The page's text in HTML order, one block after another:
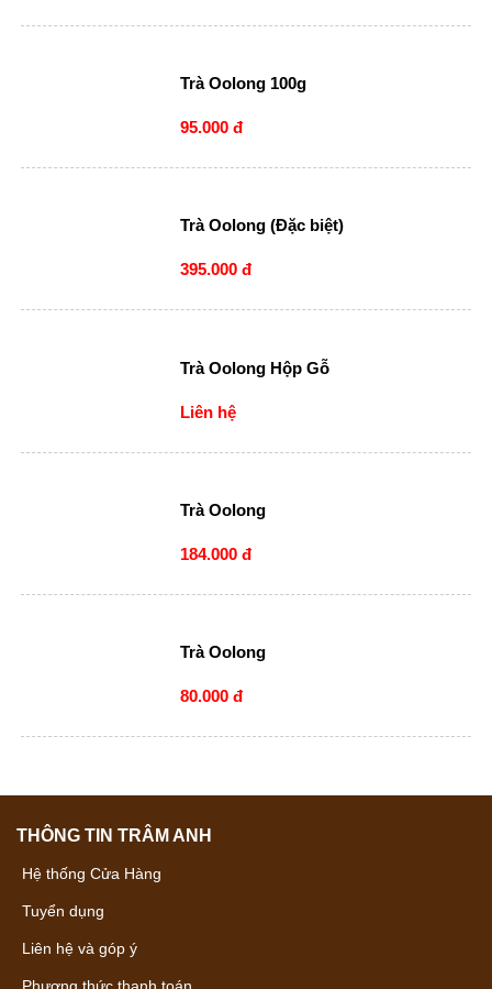
Trà Oolong 100g
95.000 đ
Trà Oolong (Đặc biệt)
395.000 đ
Trà Oolong Hộp Gỗ
Liên hệ
Trà Oolong
184.000 đ
Trà Oolong
80.000 đ
THÔNG TIN TRÂM ANH
Hệ thống Cửa Hàng
Tuyển dụng
Liên hệ và góp ý
Phương thức thanh toán